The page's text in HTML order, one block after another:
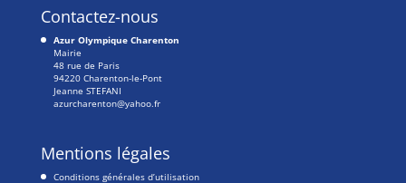
Contactez-nous
Azur Olympique Charenton
Mairie
48 rue de Paris
94220 Charenton-le-Pont
Jeanne STEFANI
azurcharenton@yahoo.fr
Mentions légales
Conditions générales d’utilisation